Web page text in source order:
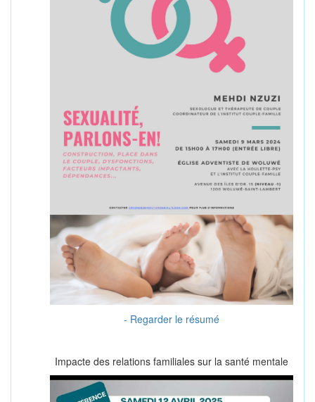
- Regarder le résumé
Impacte des relations familiales sur la santé mentale